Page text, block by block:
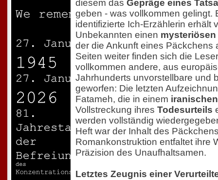
diesem das Gepräge eines
geben - was vollkommen gelingt.
identifizierte Ich-Erzählerin erhält
Unbekannten einen mysteriösen
der die Ankunft eines Päckchens
Seiten weiter finden sich die
vollkommen andere, aus
Jahrhunderts unvorstellbare und
geworfen: Die letzten
Fatameh, die in einem
Vollstreckung ihres Todesurteils
werden vollständig
Heft war der Inhalt des
Romankonstruktion entfaltet ihre
Präzision des Unaufhaltsamen.
Letztes Zeugnis einer